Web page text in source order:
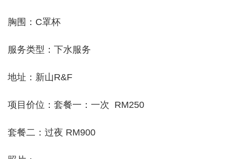
胸围：C罩杯
服务类型：下水服务
地址：新山R&F
项目价位：套餐一：一次 RM250
套餐二：过夜 RM900